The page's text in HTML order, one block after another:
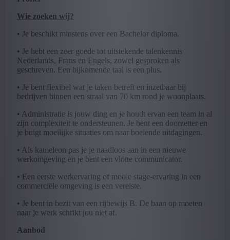
Wie zoeken wij?
• Je beschikt minstens over een Bachelor diploma.
• Je hebt een zeer goede tot uitstekende talenkennis
Nederlands, Frans en Engels, zowel gesproken als
geschreven. Een bijkomende taal is een plus.
• Je bent flexibel wat je taken betreft en inzetbaar bij
bedrijven binnen een straal van 70 km rond je woonplaats.
• Administratie is jouw ding en je houdt ervan een team in al
zijn complexiteit te ondersteunen. Je bent een doorzetter en
je buigt moeilijke situaties om naar boeiende uitdagingen.
• Als kameleon pas je je naadloos aan in een nieuwe
werkomgeving en je bent een vlotte communicator.
• Een eerste werkervaring of mooie stage-ervaring in een
commerciële omgeving is een vereiste.
• Je bent in bezit van een rijbewijs B. De baan op moeten
naar je werk schrikt jou niet af.
Aanbod